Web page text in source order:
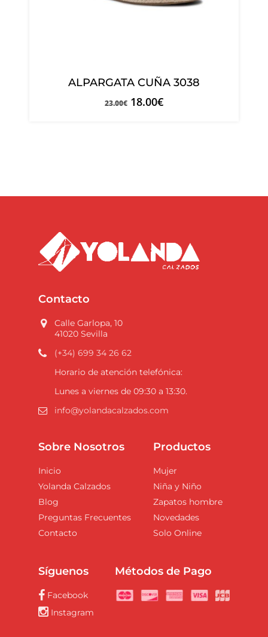
ALPARGATA CUÑA 3038
23.00€ 18.00€
Contacto
Calle Garlopa, 10
41020 Sevilla
(+34) 699 34 26 62
Horario de atención telefónica:
Lunes a viernes de 09:30 a 13:30.
info@yolandacalzados.com
Sobre Nosotros
Inicio
Yolanda Calzados
Blog
Preguntas Frecuentes
Contacto
Productos
Mujer
Niña y Niño
Zapatos hombre
Novedades
Solo Online
Síguenos
Facebook
Instagram
Métodos de Pago